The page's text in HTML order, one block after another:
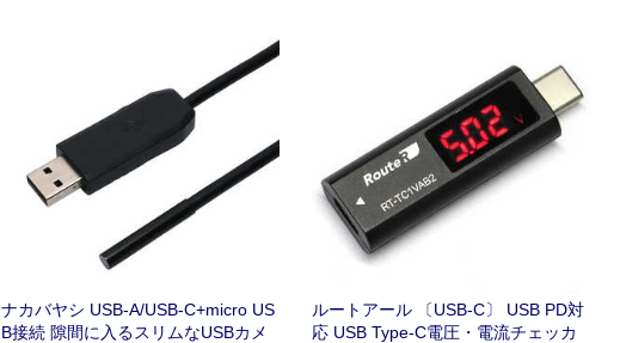
ナカバヤシ USB-A/USB-C+micro US
B接続 隙間に入るスリムなUSBカメ
ルートアール 〔USB-C〕 USB PD対
応 USB Type-C電圧・電流チェッカ